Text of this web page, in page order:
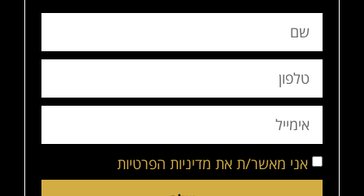
אני מאשר/ת את מדיניות הפרטיות